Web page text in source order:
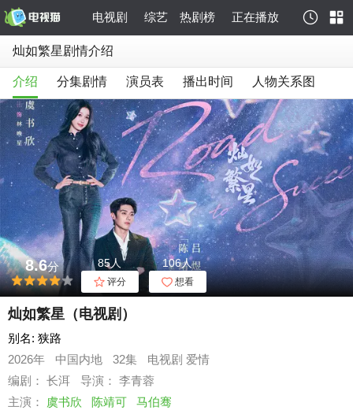
电视剧 综艺 热剧榜 正在播放
灿如繁星剧情介绍
介绍 分集剧情 演员表 播出时间 人物关系图
8.6分 85人
评分
106人
想看
灿如繁星（电视剧）
别名: 狭路
2026年
中国内地 32集 电视剧 爱情
编剧： 长洱
导演： 李青蓉
主演：
虞书欣 陈靖可 马伯骞